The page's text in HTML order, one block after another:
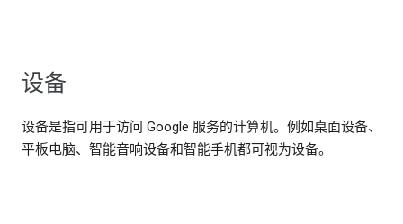
设备
设备是指可用于访问 Google 服务的计算机。例如桌面设备、
平板电脑、智能音响设备和智能手机都可视为设备。